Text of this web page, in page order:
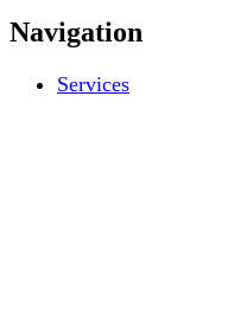
Navigation
Services